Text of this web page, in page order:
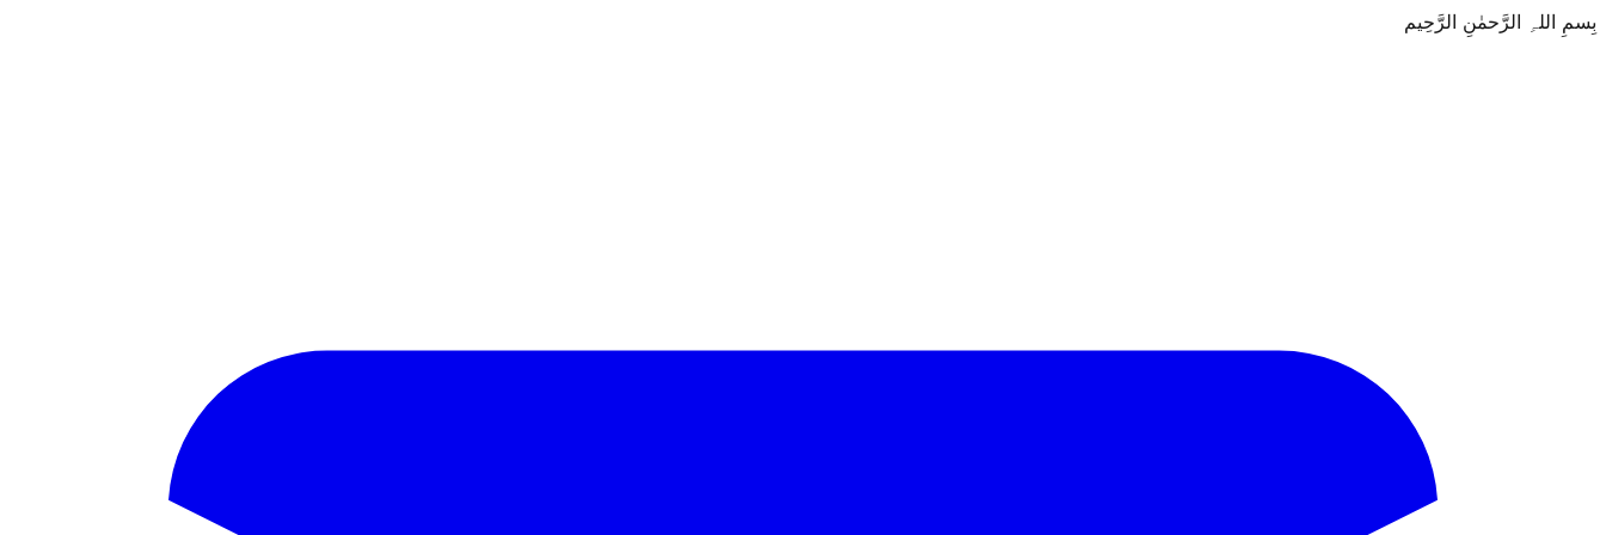
بِسمِ اللہِ الرَّحمٰنِ الرَّحِيم